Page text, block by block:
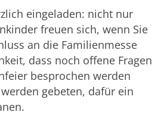
eingeladen: nicht nur
freuen sich, wenn Sie
an die Familienmesse
dass noch offene Fragen
besprochen werden
gebeten, dafür ein